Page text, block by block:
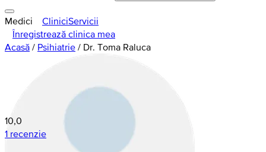
Medici CliniciServicii
Înregistrează clinica mea
Acasă / Psihiatrie / Dr. Toma Raluca
10,0
1 recenzie